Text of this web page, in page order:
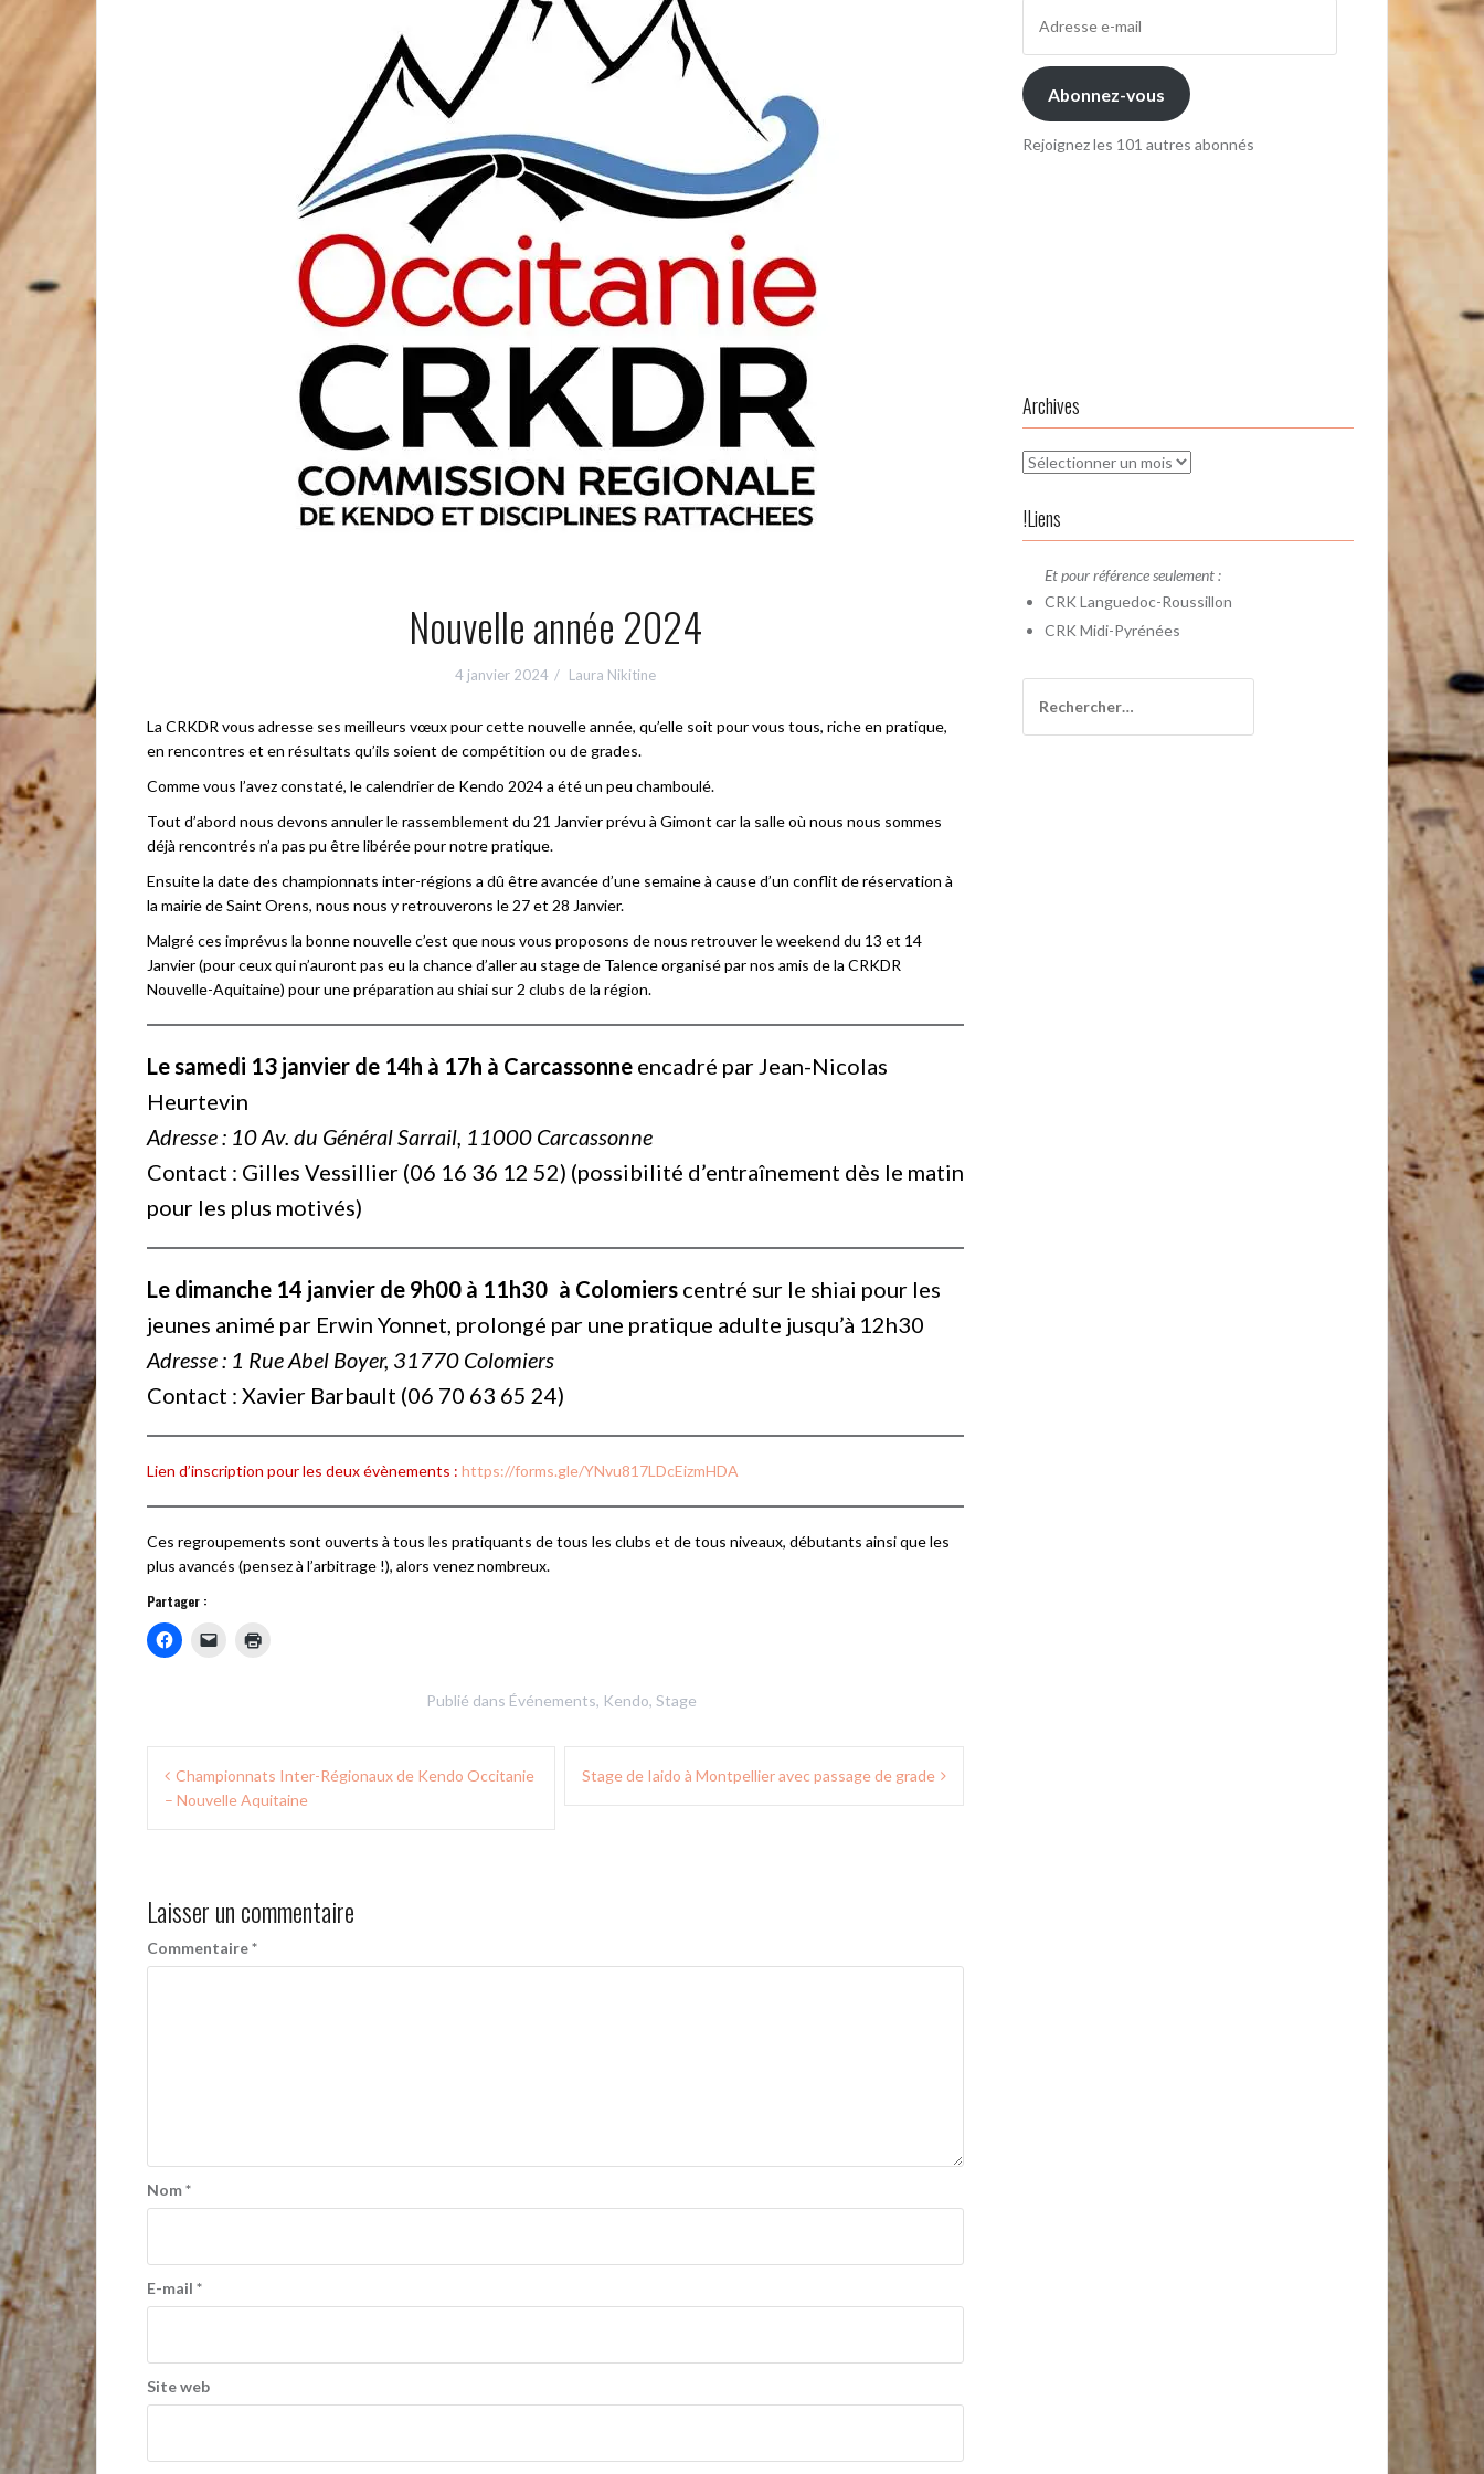
Nouvelle année 2024
4 janvier 2024 Laura Nikitine
La CRKDR vous adresse ses meilleurs vœux pour cette nouvelle année, qu’elle soit pour vous tous, riche en pratique,
en rencontres et en résultats qu’ils soient de compétition ou de grades.
Comme vous l’avez constaté, le calendrier de Kendo 2024 a été un peu chamboulé.
Tout d’abord nous devons annuler le rassemblement du 21 Janvier prévu à Gimont car la salle où nous nous sommes
déjà rencontrés n’a pas pu être libérée pour notre pratique.
Ensuite la date des championnats inter-régions a dû être avancée d’une semaine à cause d’un conflit de réservation à
la mairie de Saint Orens, nous nous y retrouverons le 27 et 28 Janvier.
Malgré ces imprévus la bonne nouvelle c’est que nous vous proposons de nous retrouver le weekend du 13 et 14
Janvier (pour ceux qui n’auront pas eu la chance d’aller au stage de Talence organisé par nos amis de la CRKDR
Nouvelle-Aquitaine) pour une préparation au shiai sur 2 clubs de la région.
Le samedi 13 janvier de 14h à 17h à Carcassonne encadré par Jean-Nicolas
Heurtevin
Adresse : 10 Av. du Général Sarrail, 11000 Carcassonne
Contact : Gilles Vessillier (06 16 36 12 52) (possibilité d’entraînement dès le matin
pour les plus motivés)
Le dimanche 14 janvier de 9h00 à 11h30 à Colomiers centré sur le shiai pour les
jeunes animé par Erwin Yonnet, prolongé par une pratique adulte jusqu’à 12h30
Adresse : 1 Rue Abel Boyer, 31770 Colomiers
Contact : Xavier Barbault (06 70 63 65 24)
Lien d’inscription pour les deux évènements : https://forms.gle/YNvu817LDcEizmHDA
Ces regroupements sont ouverts à tous les pratiquants de tous les clubs et de tous niveaux, débutants ainsi que les
plus avancés (pensez à l’arbitrage !), alors venez nombreux.
Partager :
Publié dans Événements, Kendo, Stage
Navigation
deChampionnats Inter-Régionaux de Kendo Occitanie
– Nouvelle Aquitaine
Stage de Iaido à Montpellier avec passage de grade
Laisser un commentaire
Commentaire*
Nom*
E-mail *
Site web
mail
Abonnez-vous
Rejoignez les 101 autres abonnés
Archives
Archives
!Liens
Et pour référence seulement :
CRK Languedoc-Roussillon
CRK Midi-Pyrénées